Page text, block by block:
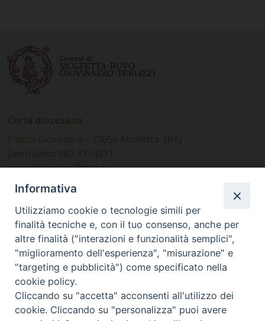
www.diocesimolfetta.it –
diocesimolfetta@pec.chiesacattolica.it
Ufficio Comunicazioni sociali
Piazza Giovene 4 – 70056 Molfetta (BA)
comunicazionisociali@diocesimolfetta.it
SEGUICI SU
Facebook
Instagram
X YouTube
Feed
Informativa
Utilizziamo cookie o tecnologie simili per
finalità tecniche e, con il tuo consenso, anche per
altre finalità ("interazioni e funzionalità semplici",
"miglioramento dell'esperienza", "misurazione" e
"targeting e pubblicità") come specificato nella
cookie policy.
Cliccando su "accetta" acconsenti all'utilizzo dei
cookie. Cliccando su "personalizza" puoi avere